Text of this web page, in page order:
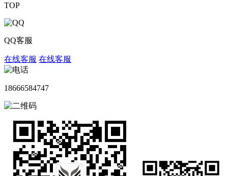
TOP
QQ客服
在线客服 在线客服
18666584747